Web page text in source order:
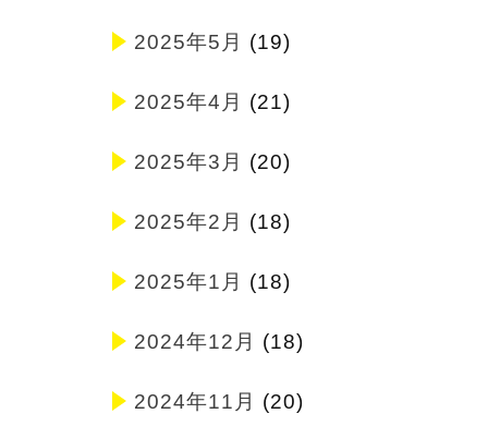
2025年5月 (19)
2025年4月 (21)
2025年3月 (20)
2025年2月 (18)
2025年1月 (18)
2024年12月 (18)
2024年11月 (20)